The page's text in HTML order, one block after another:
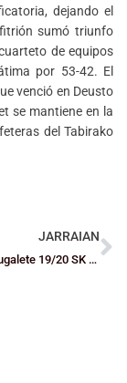
dejando el
sumó triunfo
de equipos
por 53-42. El
venció en Deusto
se mantiene en la
del Tabirako
JARRAIAN
Oribeltza Portugalete 19/20 SK gizartean aurkeztu da